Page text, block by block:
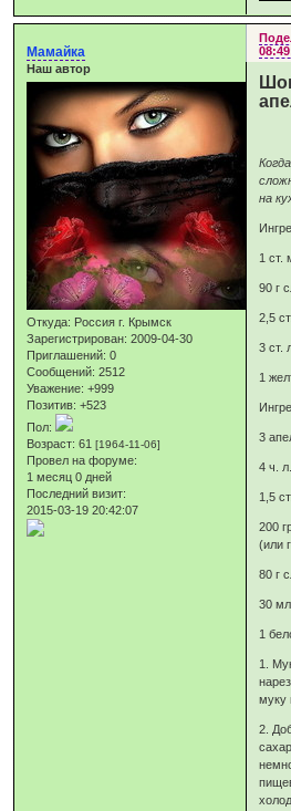
Мамайка
Наш автор
Откуда: Россия г. Крымск
Зарегистрирован: 2009-04-30
Приглашений: 0
Сообщений: 2512
Уважение: +999
Позитив: +523
Пол:
Возраст: 61[1964-11-06]
Провел на форуме:
1 месяц 0 дней
Последний визит:
2015-03-19 20:42:07
на
1 ст.
90 г
2,5
3 ст.
1
3
4 ч.
1,5
200
(или
80 г
30
1
1.
муку
2.